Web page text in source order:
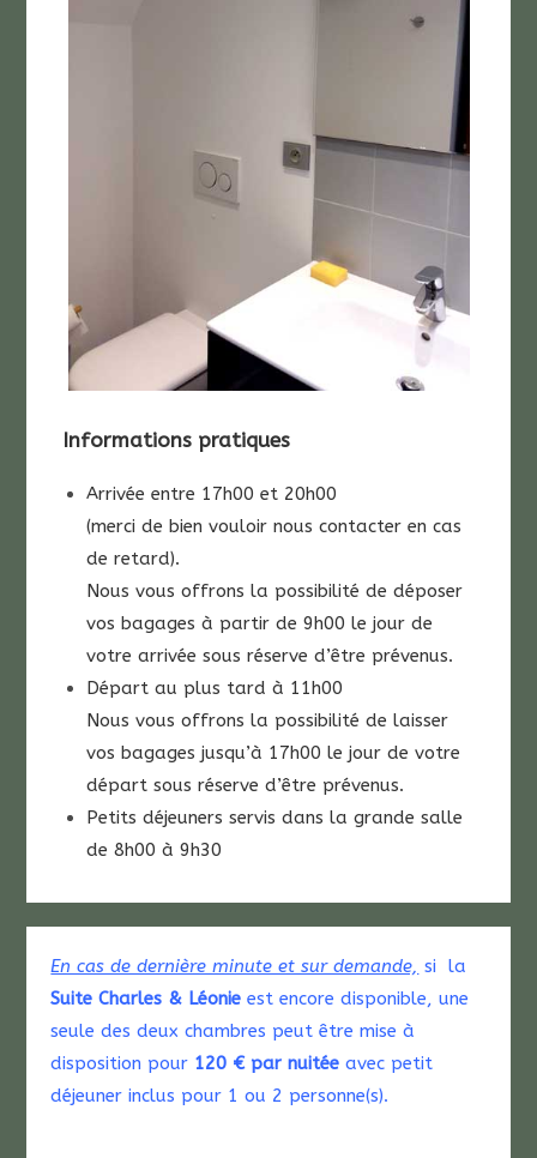
Informations pratiques
Arrivée entre 17h00 et 20h00
(merci de bien vouloir nous contacter en cas
de retard).
Nous vous offrons la possibilité de déposer
vos bagages à partir de 9h00 le jour de
votre arrivée sous réserve d’être prévenus.
Départ au plus tard à 11h00
Nous vous offrons la possibilité de laisser
vos bagages jusqu’à 17h00 le jour de votre
départ sous réserve d’être prévenus.
Petits déjeuners servis dans la grande salle
de 8h00 à 9h30
En cas de dernière minute et sur demande, si la
Suite Charles & Léonieest encore disponible, une
seule des deux chambres peut être mise à
disposition pour 120 € par nuitéeavec petit
déjeuner inclus pour 1 ou 2 personne(s).